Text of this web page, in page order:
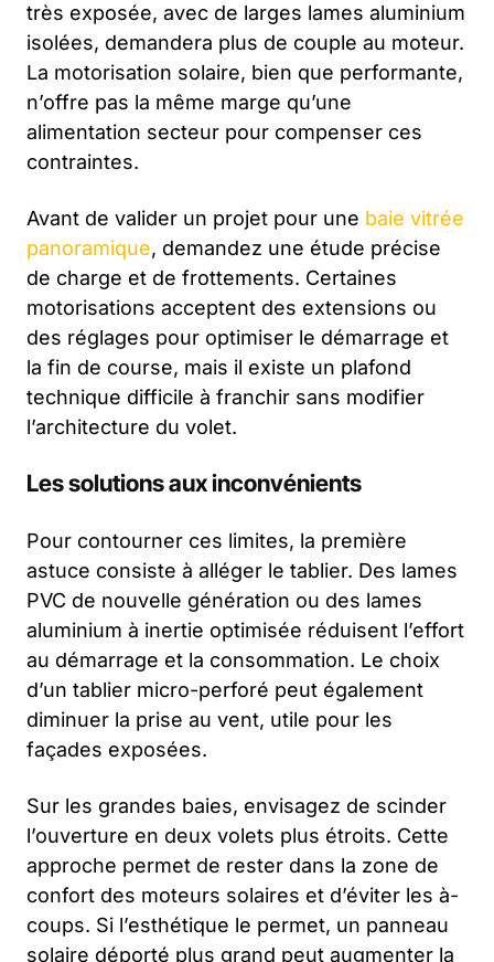
très exposée, avec de larges lames aluminium
isolées, demandera plus de couple au moteur.
La motorisation solaire, bien que performante,
n’offre pas la même marge qu’une
alimentation secteur pour compenser ces
contraintes.
Avant de valider un projet pour une baie vitrée
panoramique, demandez une étude précise
de charge et de frottements. Certaines
motorisations acceptent des extensions ou
des réglages pour optimiser le démarrage et
la fin de course, mais il existe un plafond
technique difficile à franchir sans modifier
l’architecture du volet.
Les solutions aux inconvénients
Pour contourner ces limites, la première
astuce consiste à alléger le tablier. Des lames
PVC de nouvelle génération ou des lames
aluminium à inertie optimisée réduisent l’effort
au démarrage et la consommation. Le choix
d’un tablier micro-perforé peut également
diminuer la prise au vent, utile pour les
façades exposées.
Sur les grandes baies, envisagez de scinder
l’ouverture en deux volets plus étroits. Cette
approche permet de rester dans la zone de
confort des moteurs solaires et d’éviter les à-
coups. Si l’esthétique le permet, un panneau
solaire déporté plus grand peut augmenter la